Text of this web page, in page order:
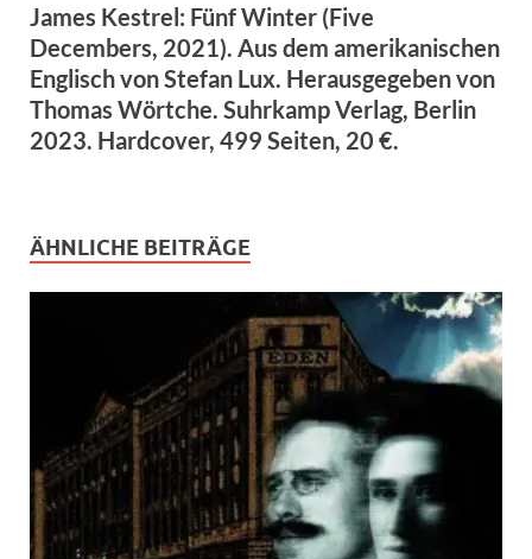
James Kestrel: Fünf Winter (Five
Decembers, 2021). Aus dem amerikanischen
Englisch von Stefan Lux. Herausgegeben von
Thomas Wörtche. Suhrkamp Verlag, Berlin
2023. Hardcover, 499 Seiten, 20 €.
ÄHNLICHE BEITRÄGE